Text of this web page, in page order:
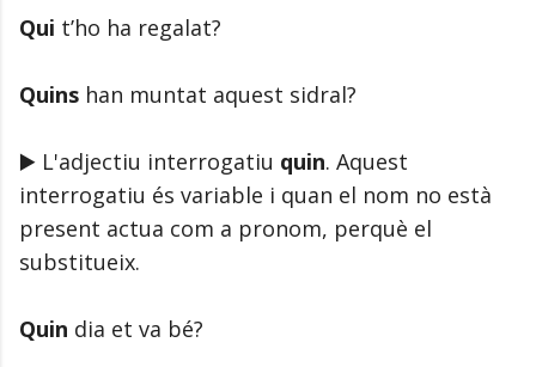
Qui t’ho ha regalat?
Quins han muntat aquest sidral?
▶️ L'adjectiu interrogatiu quin. Aquest
interrogatiu és variable i quan el nom no està
present actua com a pronom, perquè el
substitueix.
Quin dia et va bé?